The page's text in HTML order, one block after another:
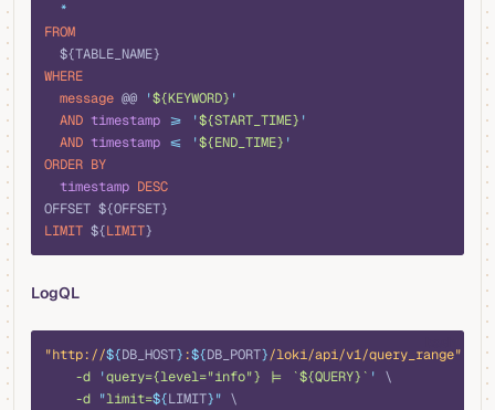
  *
FROM
  ${TABLE_NAME}
WHERE
  message
@@ '${KEYWORD} '
  AND
timestamp >= '${START_TIME} '
  AND
timestamp <= '${END_TIME} '
ORDER BY
  timestamp
DESC
OFFSET ${OFFSET}
LIMIT ${LIMIT}
LogQL
"http://${DB_HOST} :${DB_PORT}/loki/api/v1/query_range"
    -d
'query={level="info"} |= `${QUERY}` '
\
    -d
"limit=${LIMIT}" \